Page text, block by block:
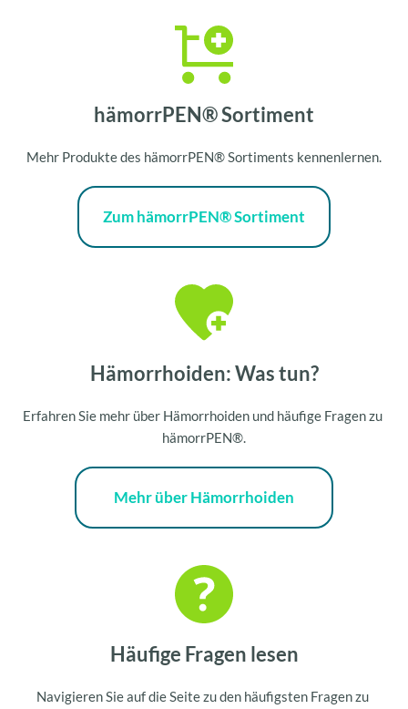
hämorrPEN® Sortiment
Mehr Produkte des hämorrPEN® Sortiments kennenlernen.
Zum hämorrPEN® Sortiment
Hämorrhoiden: Was tun?
Erfahren Sie mehr über Hämorrhoiden und häufige Fragen zu
hämorrPEN®.
Mehr über Hämorrhoiden
Häufige Fragen lesen